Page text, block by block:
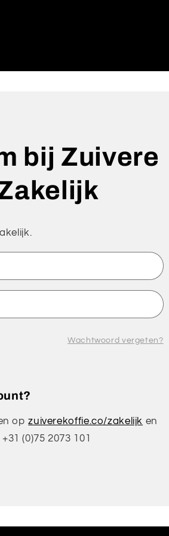
bij Zuivere
Wachtwoord vergeten?
opzuiverekoffie.co/zakelijk en
(0)75 2073 101